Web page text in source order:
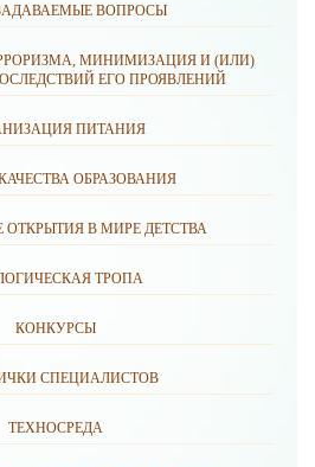
ВОПРОСЫ
МИНИМИЗАЦИЯ И (ИЛИ)
ЕГО ПРОЯВЛЕНИЙ
ПИТАНИЯ
ОБРАЗОВАНИЯ
В МИРЕ ДЕТСТВА
ТРОПА
КОНКУРСЫ
СПЕЦИАЛИСТОВ
ТЕХНОСРЕДА